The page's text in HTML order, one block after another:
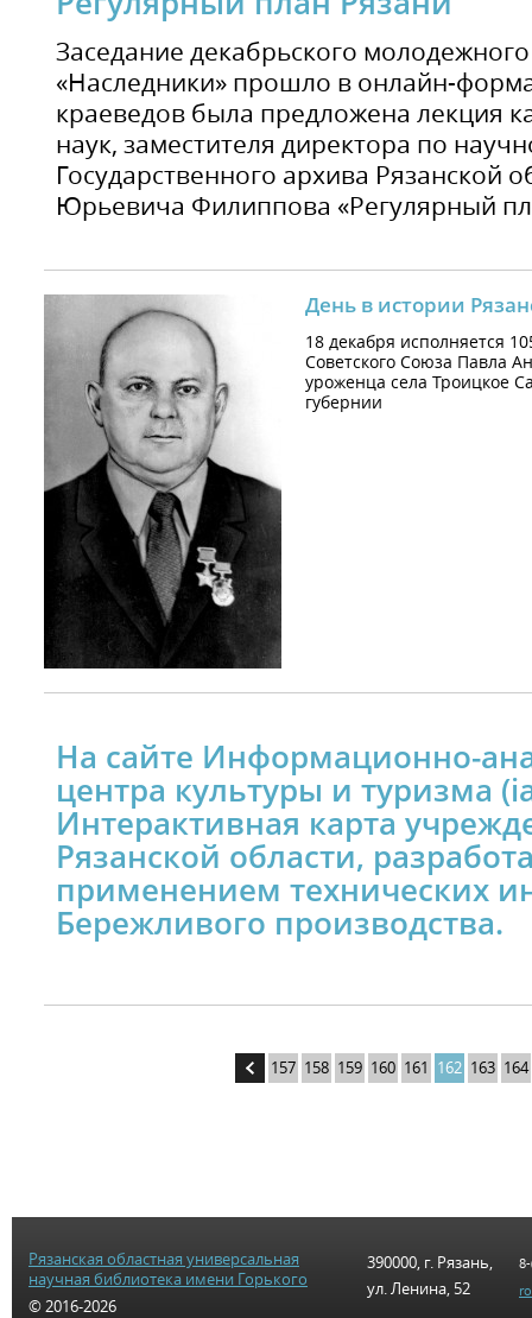
Заседание декабрьского
«Наследники» прошло в онлайн-
краеведов была предложена лекция
наук, заместителя директора по
Государственного архива Рязанской
Юрьевича Филиппова «Регулярный
День в истории
18 декабря исполняется
Советского Союза Павла
уроженца села Троицкое
губернии
На сайте Информационно-
центра культуры и туризма
Интерактивная карта
Рязанской области,
применением технических
Бережливого производства.
157 158 159 160 161 162 163 164
Рязанская областная универсальная
научная библиотека имени Горького
© 2016-2026
390000, г. Рязань,
ул. Ленина, 52